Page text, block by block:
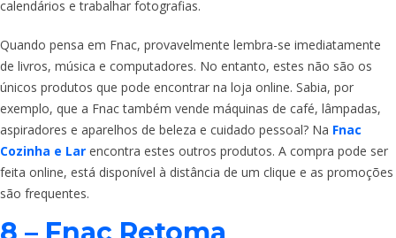
calendários e trabalhar fotografias.
Quando pensa em Fnac, provavelmente lembra-se imediatamente
de livros, música e computadores. No entanto, estes não são os
únicos produtos que pode encontrar na loja online. Sabia, por
exemplo, que a Fnac também vende máquinas de café, lâmpadas,
aspiradores e aparelhos de beleza e cuidado pessoal? Na Fnac
Cozinha e Lar encontra estes outros produtos. A compra pode ser
feita online, está disponível à distância de um clique e as promoções
são frequentes.